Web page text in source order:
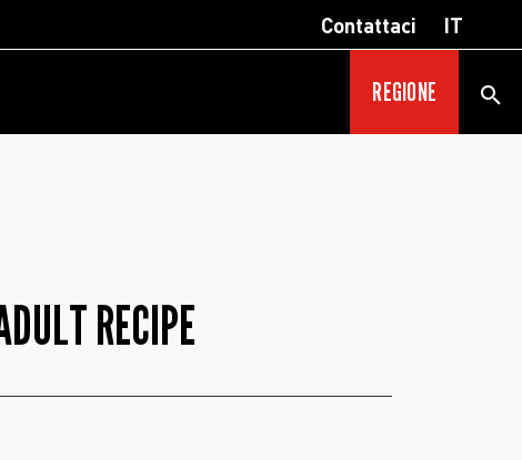
Contattaci IT
REGIONE
RECIPE